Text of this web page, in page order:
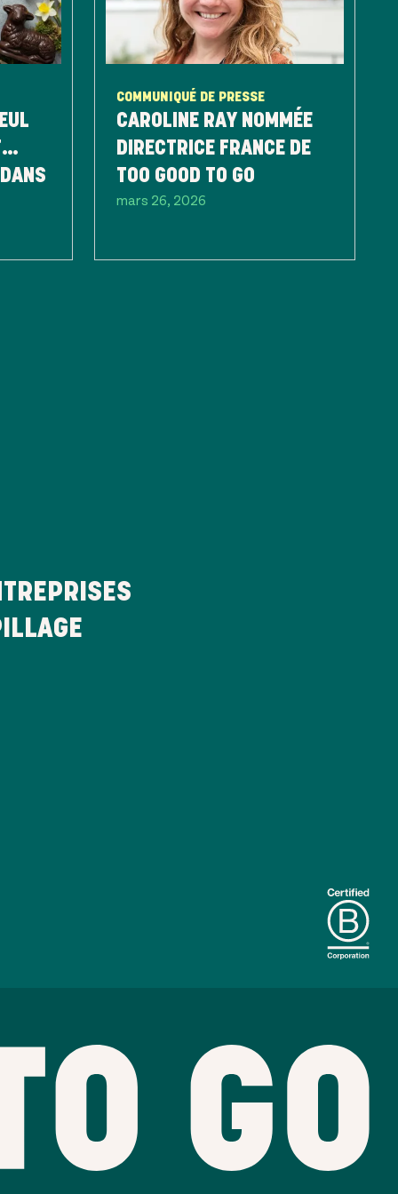
COMMUNIQUÉ DE PRESSE
CAROLINE RAY NOMMÉE
DIRECTRICE FRANCE DE
TOO GOOD TO GO
mars 26, 2026